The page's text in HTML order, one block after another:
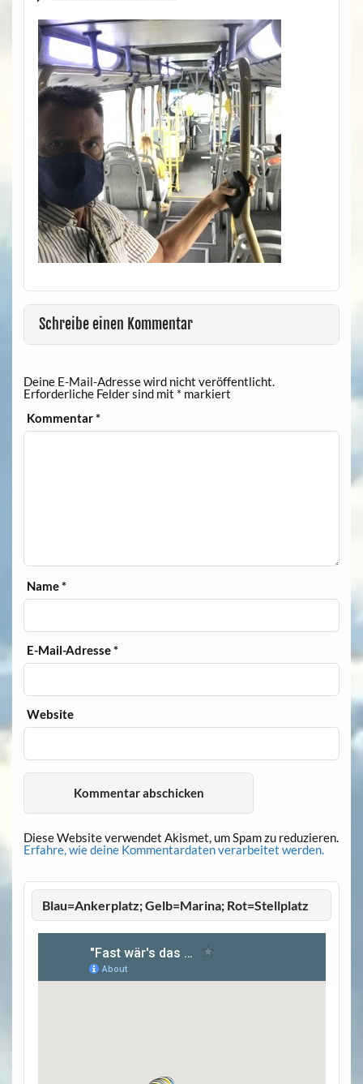
Schreibe einen Kommentar
Deine E-Mail-Adresse wird nicht veröffentlicht.
Erforderliche Felder sind mit * markiert
Kommentar*
Name*
E-Mail-Adresse*
Website
Diese Website verwendet Akismet, um Spam zu reduzieren.
Erfahre, wie deine Kommentardaten verarbeitet werden.
Blau=Ankerplatz; Gelb=Marina; Rot=Stellplatz